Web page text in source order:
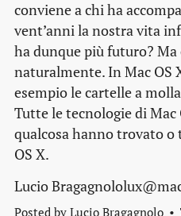
conviene a chi ha
vent’anni la nostra vita
ha dunque più futuro? Ma
naturalmente. In Mac OS
esempio le cartelle a
Tutte le tecnologie di Mac
qualcosa hanno trovato
OS X.
Lucio
Posted by Lucio Bragagnolo